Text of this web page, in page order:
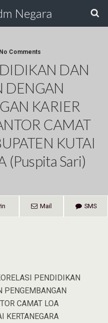
Negara
Comments
DAN
DENGAN
KARIER
CAMAT
KUTAI
(Puspita Sari)
Mail SMS
PENDIDIKAN
PENGEMBANGAN
CAMAT LOA
KERTANEGARA